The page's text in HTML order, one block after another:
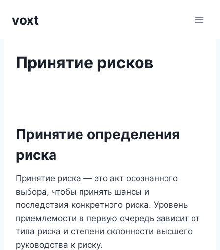
voxt
Принятие рисков
Принятие определения
риска
Принятие риска — это акт осознанного
выбора, чтобы принять шансы и
последствия конкретного риска. Уровень
приемлемости в первую очередь зависит от
типа риска и степени склонности высшего
руководства к риску.